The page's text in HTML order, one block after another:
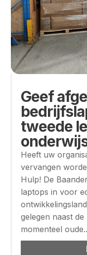
Geef
tweede
Heeft uw
vervangen
Hulp! De
laptops in voor
gelegen naast
momenteel